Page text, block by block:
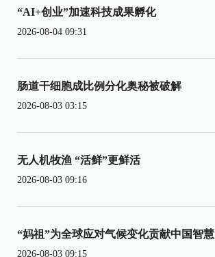
“AI+创业”加速科技成果孵化
2026-08-04 09:31
肠道干细胞成比例分化奥秘被破解
2026-08-03 03:15
无人机牧渔 “活鲜”更鲜活
2026-08-03 09:16
“妈祖”为全球应对气候变化贡献中国智慧
2026-08-03 09:15